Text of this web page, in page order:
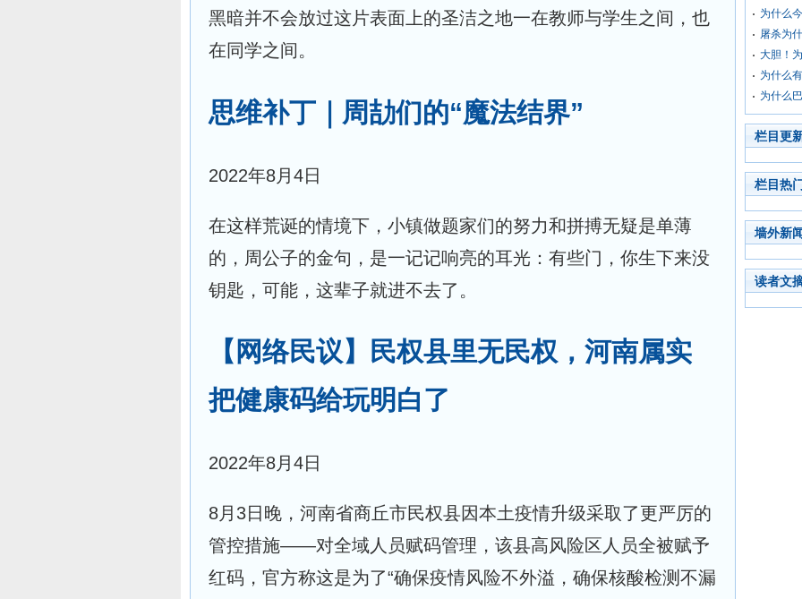
黑暗并不会放过这片表面上的圣洁之地一在教师与学生之间，也
在同学之间。
思维补丁｜周劼们的“魔法结界”
2022年8月4日
在这样荒诞的情境下，小镇做题家们的努力和拼搏无疑是单薄
的，周公子的金句，是一记记响亮的耳光：有些门，你生下来没
钥匙，可能，这辈子就进不去了。
【网络民议】民权县里无民权，河南属实
把健康码给玩明白了
2022年8月4日
8月3日晚，河南省商丘市民权县因本土疫情升级采取了更严厉的
管控措施——对全域人员赋码管理，该县高风险区人员全被赋予
红码，官方称这是为了“确保疫情风险不外溢，确保核酸检测不漏
为什么
屠杀为
大胆！
为什么
为什么
栏目更
栏目热
墙外新
读者文